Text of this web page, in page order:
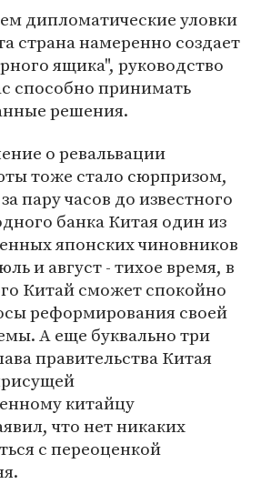
дипломатические уловки
страна намеренно создает
ящика", руководство
способно принимать
решения.
о ревальвации
тоже стало сюрпризом,
пару часов до известного
банка Китая один из
японских чиновников
и август - тихое время, в
Китай сможет спокойно
реформирования своей
А еще буквально три
правительства Китая
китайцу
что нет никаких
с переоценкой